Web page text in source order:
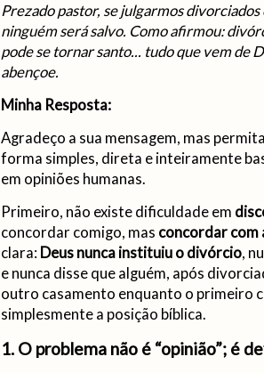
Prezado pastor, se julgarmos
ninguém será salvo. Como afirmou:
pode se tornar santo... tudo que vem de
abençoe.
Minha Resposta:
Agradeço a sua mensagem, mas
forma simples, direta e inteiramente
em opiniões humanas.
Primeiro, não existe dificuldade em
concordar comigo, mas concordar com
clara: Deus nunca instituiu o divórcio,
e nunca disse que alguém, após
outro casamento enquanto o primeiro
simplesmente a posição bíblica.
1. O problema não é “opinião”; é